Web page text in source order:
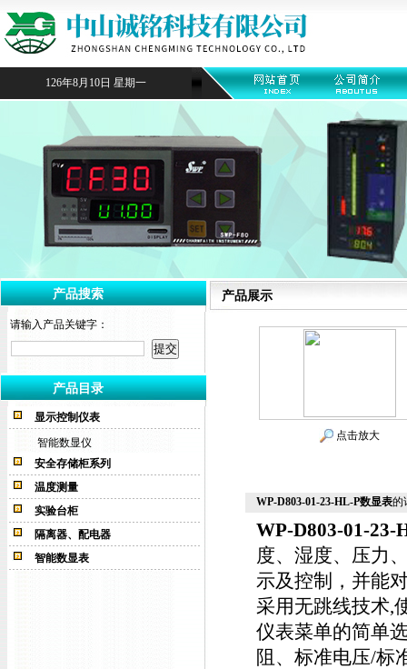
126年8月10日 星期一
产品搜索
请输入产品关键字：
产品目录
显示控制仪表
智能数显仪
安全存储柜系列
温度测量
实验台柜
隔离器、配电器
智能数显表
产品展示
点击放大
WP-D803-01-23-HL-P数显表的
WP-D803-01-23-
度、湿度、压力
示及控制，并能
采用无跳线技术,
仪表菜单的简单
阻、标准电压/标